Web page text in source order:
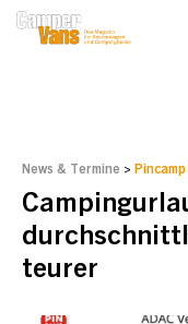
News & Termine >
teurer